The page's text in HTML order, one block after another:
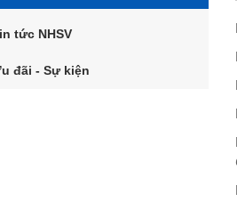
tức NHSV
đãi - Sự kiện